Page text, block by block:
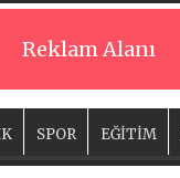
Reklam Alanı
SPOR EĞİTİM